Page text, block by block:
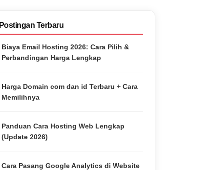
Postingan Terbaru
Biaya Email Hosting 2026: Cara Pilih &
Perbandingan Harga Lengkap
Harga Domain com dan id Terbaru + Cara
Memilihnya
Panduan Cara Hosting Web Lengkap
(Update 2026)
Cara Pasang Google Analytics di Website